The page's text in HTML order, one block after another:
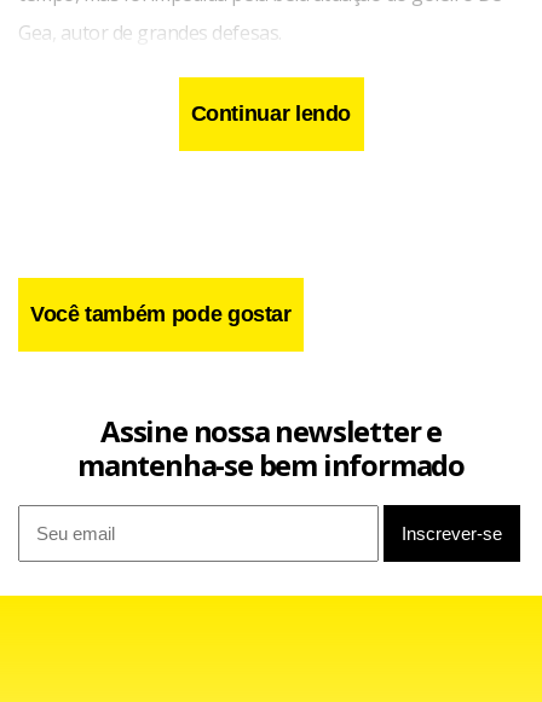
Gea, autor de grandes defesas.
O diferencial do Manchester mais uma vez foi Cristiano
Ronaldo, como já fora contra a Atalanta e o mesmo
Continuar lendo
Você também pode gostar
Assine nossa newsletter e
mantenha-se bem informado